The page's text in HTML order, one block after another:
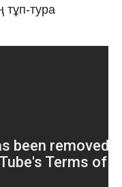
тура